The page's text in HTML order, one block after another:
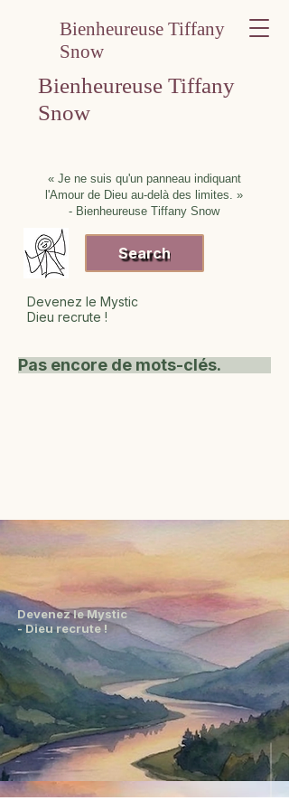
Bienheureuse Tiffany
Snow
Bienheureuse Tiffany
Snow
« Je ne suis qu'un panneau indiquant
l'Amour de Dieu au-delà des limites. »
- Bienheureuse Tiffany Snow
Search
Devenez le Mystic
Dieu recrute !
Pas encore de mots-clés.
Devenez le Mystic
- Dieu recrute !